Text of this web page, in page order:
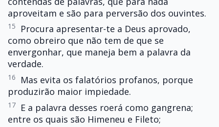
aproveitam e são para perversão dos ouvintes.
15
Procura apresentar-te a Deus aprovado,
como obreiro que não tem de que se
envergonhar, que maneja bem a palavra da
verdade.
16
Mas evita os falatórios profanos, porque
produzirão maior impiedade.
17
E a palavra desses roerá como gangrena;
entre os quais são Himeneu e Fileto;